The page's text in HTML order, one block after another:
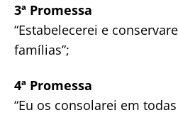
3ª Promessa
“Estabelecerei e
famílias”;
4ª Promessa
“Eu os consolarei em